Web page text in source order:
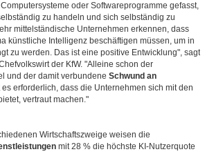
oder Softwareprogramme gefasst,
zu handeln und sich selbständig zu
mittelständische Unternehmen erkennen, dass
künstliche Intelligenz beschäftigen müssen, um in
zu werden. Das ist eine positive Entwicklung", sagt
der KfW. "Alleine schon der
und der damit verbundene Schwund an
es erforderlich, dass die Unternehmen sich mit den
vertraut machen."
Wirtschaftszweige weisen die
mit 28 % die höchste KI-Nutzerquote